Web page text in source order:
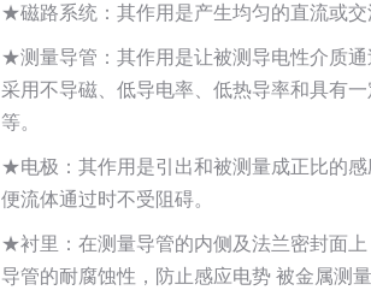
★磁路系统：其作用是产生均匀的直流或交
★测量导管：其作用是让被测导电性介质
采用不导磁、低导电率、低热导率和具有
等。
★电极：其作用是引出和被测量成正比的
便流体通过时不受阻碍。
★衬里：在测量导管的内侧及法兰密封面
导管的耐腐蚀性，防止感应电势 被金属测